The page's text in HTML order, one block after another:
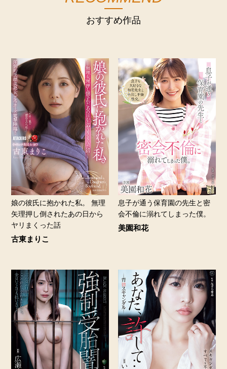
おすすめ作品
娘の彼氏に抱かれた私。 無理
矢理押し倒されたあの日から
ヤリまくった話
古東まりこ
息子が通う保育園の先生と密
会不倫に溺れてしまった僕。
美園和花